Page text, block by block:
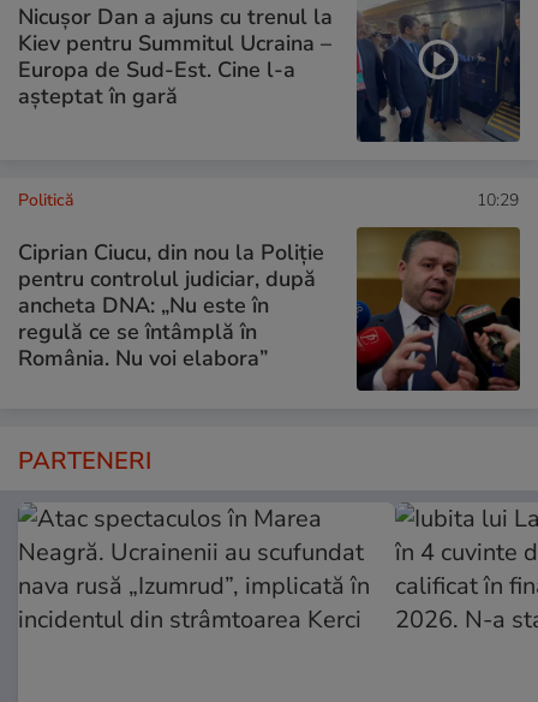
Nicușor Dan a ajuns cu trenul la
Kiev pentru Summitul Ucraina –
Europa de Sud-Est. Cine l-a
așteptat în gară
Politică 10:29
Ciprian Ciucu, din nou la Poliție
pentru controlul judiciar, după
ancheta DNA: „Nu este în
regulă ce se întâmplă în
România. Nu voi elabora”
PARTENERI